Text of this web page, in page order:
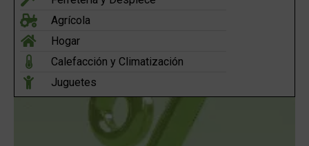
Agrícola
Hogar
Calefacción y Climatización
Juguetes